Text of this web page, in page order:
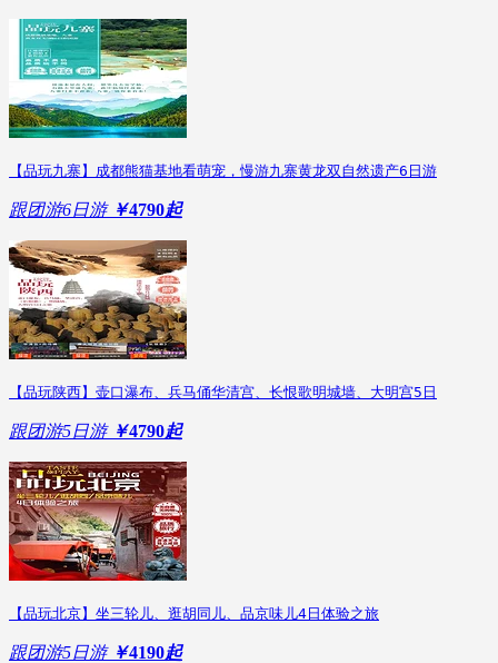
【品玩九寨】成都熊猫基地看萌宠，慢游九寨黄龙双自然遗产6日游
跟团游6日游 ￥4790起
【品玩陕西】壶口瀑布、兵马俑华清宫、长恨歌明城墙、大明宫5日
跟团游5日游 ￥4790起
【品玩北京】坐三轮儿、逛胡同儿、品京味儿4日体验之旅
跟团游5日游 ￥4190起